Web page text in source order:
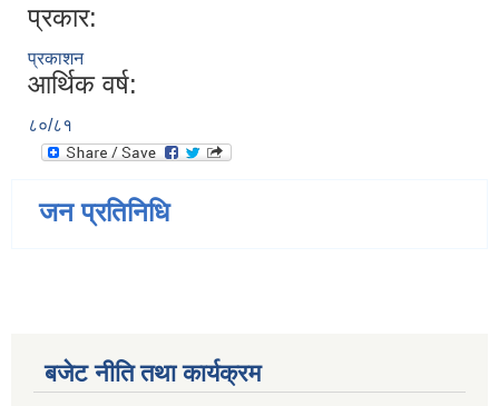
प्रकार:
प्रकाशन
आर्थिक वर्ष:
८०/८१
जन प्रतिनिधि
बजेट नीति तथा कार्यक्रम